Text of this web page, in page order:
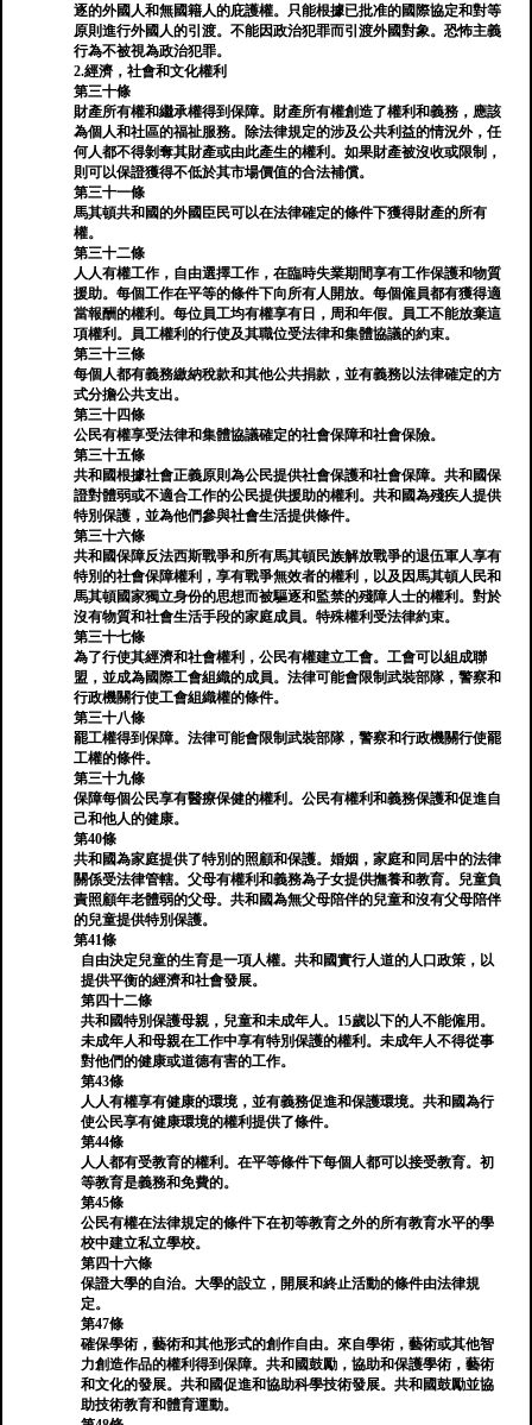
逐的外國人和無國籍人的庇護權。只能根據已批准的國際協定和對等
原則進行外國人的引渡。不能因政治犯罪而引渡外國對象。恐怖主義
行為不被視為政治犯罪。
2.經濟，社會和文化權利
第三十條
財產所有權和繼承權得到保障。財產所有權創造了權利和義務，應該
為個人和社區的福祉服務。除法律規定的涉及公共利益的情況外，任
何人都不得剝奪其財產或由此產生的權利。如果財產被沒收或限制，
則可以保證獲得不低於其市場價值的合法補償。
第三十一條
馬其頓共和國的外國臣民可以在法律確定的條件下獲得財產的所有
權。
第三十二條
人人有權工作，自由選擇工作，在臨時失業期間享有工作保護和物質
援助。每個工作在平等的條件下向所有人開放。每個僱員都有獲得適
當報酬的權利。每位員工均有權享有日，周和年假。員工不能放棄這
項權利。員工權利的行使及其職位受法律和集體協議的約束。
第三十三條
每個人都有義務繳納稅款和其他公共捐款，並有義務以法律確定的方
式分擔公共支出。
第三十四條
公民有權享受法律和集體協議確定的社會保障和社會保險。
第三十五條
共和國根據社會正義原則為公民提供社會保護和社會保障。共和國保
證對體弱或不適合工作的公民提供援助的權利。共和國為殘疾人提供
特別保護，並為他們參與社會生活提供條件。
第三十六條
共和國保障反法西斯戰爭和所有馬其頓民族解放戰爭的退伍軍人享有
特別的社會保障權利，享有戰爭無效者的權利，以及因馬其頓人民和
馬其頓國家獨立身份的思想而被驅逐和監禁的殘障人士的權利。對於
沒有物質和社會生活手段的家庭成員。特殊權利受法律約束。
第三十七條
為了行使其經濟和社會權利，公民有權建立工會。工會可以組成聯
盟，並成為國際工會組織的成員。法律可能會限制武裝部隊，警察和
行政機關行使工會組織權的條件。
第三十八條
罷工權得到保障。法律可能會限制武裝部隊，警察和行政機關行使罷
工權的條件。
第三十九條
保障每個公民享有醫療保健的權利。公民有權利和義務保護和促進自
己和他人的健康。
第40條
共和國為家庭提供了特別的照顧和保護。婚姻，家庭和同居中的法律
關係受法律管轄。父母有權利和義務為子女提供撫養和教育。兒童負
責照顧年老體弱的父母。共和國為無父母陪伴的兒童和沒有父母陪伴
的兒童提供特別保護。
第41條
自由決定兒童的生育是一項人權。共和國實行人道的人口政策，以
提供平衡的經濟和社會發展。
第四十二條
共和國特別保護母親，兒童和未成年人。15歲以下的人不能僱用。
未成年人和母親在工作中享有特別保護的權利。未成年人不得從事
對他們的健康或道德有害的工作。
第43條
人人有權享有健康的環境，並有義務促進和保護環境。共和國為行
使公民享有健康環境的權利提供了​​條件。
第44條
人人都有受教育的權利。在平等條件下每個人都可以接受教育。初
等教育是義務和免費的。
第45條
公民有權在法律規定的條件下在初等教育之外的所有教育水平的學
校中建立私立學校。
第四十六條
保證大學的自治。大學的設立，開展和終止活動的條件由法律規
定。
第47條
確保學術，藝術和其他形式的創作自由。來自學術，藝術或其他智
力創造作品的權利得到保障。共和國鼓勵，協助和保護學術，藝術
和文化的發展。共和國促進和協助科學技術發展。共和國鼓勵並協
助技術教育和體育運動。